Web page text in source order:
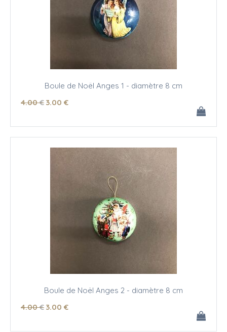
Boule de Noël Anges 1 - diamètre 8 cm
4.00 € 3.00 €
Boule de Noël Anges 2 - diamètre 8 cm
4.00 € 3.00 €